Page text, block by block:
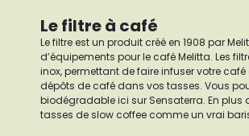
Le filtre à café
Le filtre est un produit créé en 1908 par
d’équipements pour le café Melitta. Les
inox, permettant de faire infuser votre
dépôts de café dans vos tasses. Vous
biodégradable ici sur Sensaterra. En plus
tasses de slow coffee comme un vrai